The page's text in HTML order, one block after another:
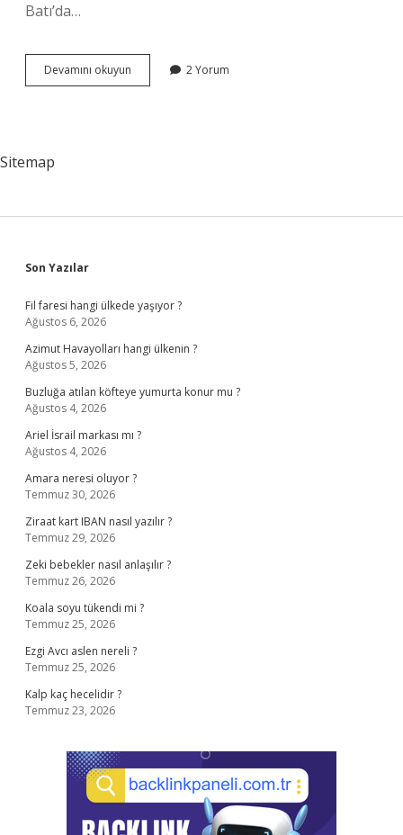
Batı’da…
Devamını okuyun
Kürt
2 Yorum
Sitemap
Sidebar
Son Yazılar
Fil faresi hangi ülkede yaşıyor ?
Ağustos 6, 2026
Azimut Havayolları hangi ülkenin ?
Ağustos 5, 2026
Buzluğa atılan köfteye yumurta konur mu ?
Ağustos 4, 2026
Ariel İsrail markası mı ?
Ağustos 4, 2026
Amara neresi oluyor ?
Temmuz 30, 2026
Ziraat kart IBAN nasıl yazılır ?
Temmuz 29, 2026
Zeki bebekler nasıl anlaşılır ?
Temmuz 26, 2026
Koala soyu tükendi mi ?
Temmuz 25, 2026
Ezgi Avcı aslen nereli ?
Temmuz 25, 2026
Kalp kaç hecelidir ?
Temmuz 23, 2026